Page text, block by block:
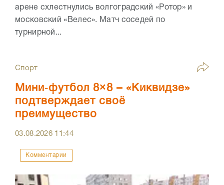
арене схлестнулись волгоградский «Ротор» и
московский «Велес». Матч соседей по
турнирной...
Спорт
Мини‑футбол 8×8 – «Киквидзе»
подтверждает своё
преимущество
03.08.2026 11:44
Комментарии